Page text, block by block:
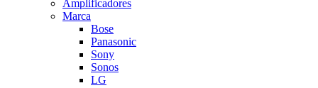
Amplificadores
Marca
Bose
Panasonic
Sony
Sonos
LG